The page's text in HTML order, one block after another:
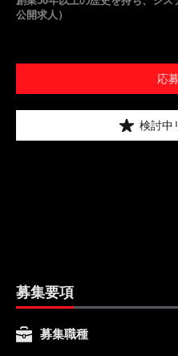
公開求人）
応
検討中
募集要項
募集職種